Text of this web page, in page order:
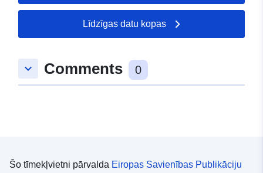
Līdzīgas datu kopas
keyboard_arrow_down Comments 0
Šo tīmekļvietni pārvalda Eiropas Savienības Publikāciju